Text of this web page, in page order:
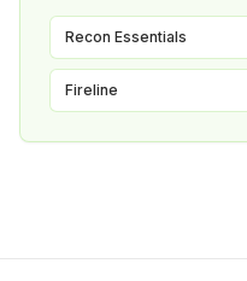
Recon Essentials
Fireline